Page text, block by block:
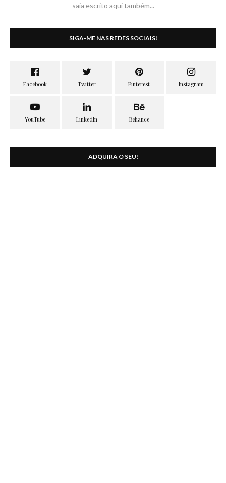
saia escrito aqui também...
SIGA-ME NAS REDES SOCIAIS!
ADQUIRA O SEU!